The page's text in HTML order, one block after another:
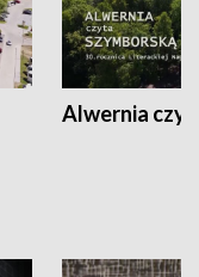
Alwernia